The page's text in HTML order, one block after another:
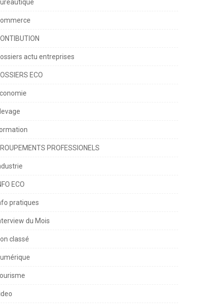
actu entreprises
ECO
PROFESSIONELS
ECO
pratiques
du Mois
classé